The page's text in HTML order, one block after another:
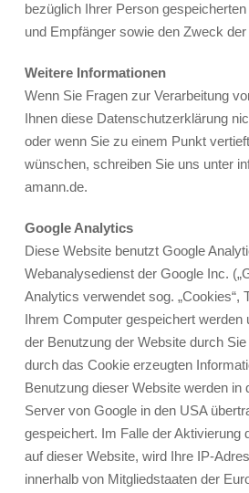
bezüglich Ihrer Person
und Empfänger sowie den Zweck
Weitere Informationen
Wenn Sie Fragen zur Verarbeitung
Ihnen diese Datenschutzerklärung
oder wenn Sie zu einem Punkt
wünschen, schreiben Sie uns unter
amann.de.
Google Analytics
Diese Website benutzt Google
Webanalysedienst der Google Inc.
Analytics verwendet sog. „Cookies“,
Ihrem Computer gespeichert werden
der Benutzung der Website durch
durch das Cookie erzeugten
Benutzung dieser Website werden in
Server von Google in den USA
gespeichert. Im Falle der Aktivierung
auf dieser Website, wird Ihre IP-
innerhalb von Mitgliedstaaten der